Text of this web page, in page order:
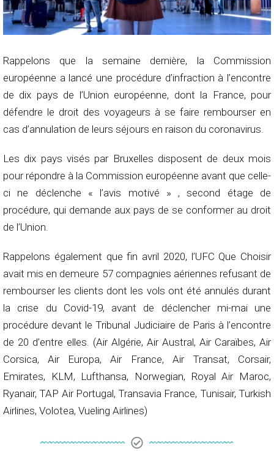
Rappelons que la semaine dernière, la Commission
européenne a lancé une procédure d’infraction à l’encontre
de dix pays de l’Union européenne, dont la France, pour
défendre le droit des voyageurs à se faire rembourser en
cas d’annulation de leurs séjours en raison du coronavirus.
Les dix pays visés par Bruxelles disposent de deux mois
pour répondre à la Commission européenne avant que celle-
ci ne déclenche « l’avis motivé » , second étage de
procédure, qui demande aux pays de se conformer au droit
de l’Union.
Rappelons également que fin avril 2020, l’UFC Que Choisir
avait mis en demeure 57 compagnies aériennes refusant de
rembourser les clients dont les vols ont été annulés durant
la crise du Covid-19, avant de déclencher mi-mai une
procédure devant le Tribunal Judiciaire de Paris à l’encontre
de 20 d’entre elles. (Air Algérie, Air Austral, Air Caraïbes, Air
Corsica, Air Europa, Air France, Air Transat, Corsair,
Emirates, KLM, Lufthansa, Norwegian, Royal Air Maroc,
Ryanair, TAP Air Portugal, Transavia France, Tunisair, Turkish
Airlines, Volotea, Vueling Airlines)